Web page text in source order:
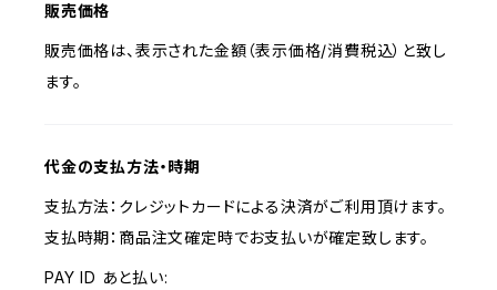
販売価格
販売価格は、表示された金額（表示価格/消費税込）と致し
ます。
代金の支払方法・時期
支払方法：クレジットカードによる決済がご利用頂けます。
支払時期：商品注文確定時でお支払いが確定致します。
PAY ID あと払い: